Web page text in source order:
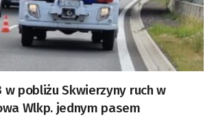
w pobliżu Skwierzyny ruch w
Wlkp. jednym pasem